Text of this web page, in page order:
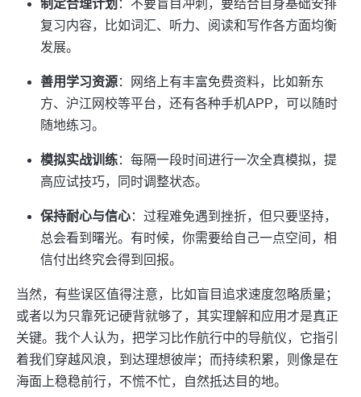
制定合理计划 ：不要盲目冲刺，要结合自身基础安排
复习内容，比如词汇、听力、阅读和写作各方面均衡
发展。
善用学习资源：网络上有丰富免费资料，比如新东
方、沪江网校等平台，还有各种手机APP，可以随时
随地练习。
模拟实战训练：每隔一段时间进行一次全真模拟，提
高应试技巧，同时调整状态。
保持耐心与信心：过程难免遇到挫折，但只要坚持，
总会看到曙光。有时候，你需要给自己一点空间，相
信付出终究会得到回报。
当然，有些误区值得注意，比如盲目追求速度忽略质量；
或者以为只靠死记硬背就够了，其实理解和应用才是真正
关键。我个人认为，把学习比作航行中的导航仪，它指引
着我们穿越风浪，到达理想彼岸；而持续积累，则像是在
海面上稳稳前行，不慌不忙，自然抵达目的地。